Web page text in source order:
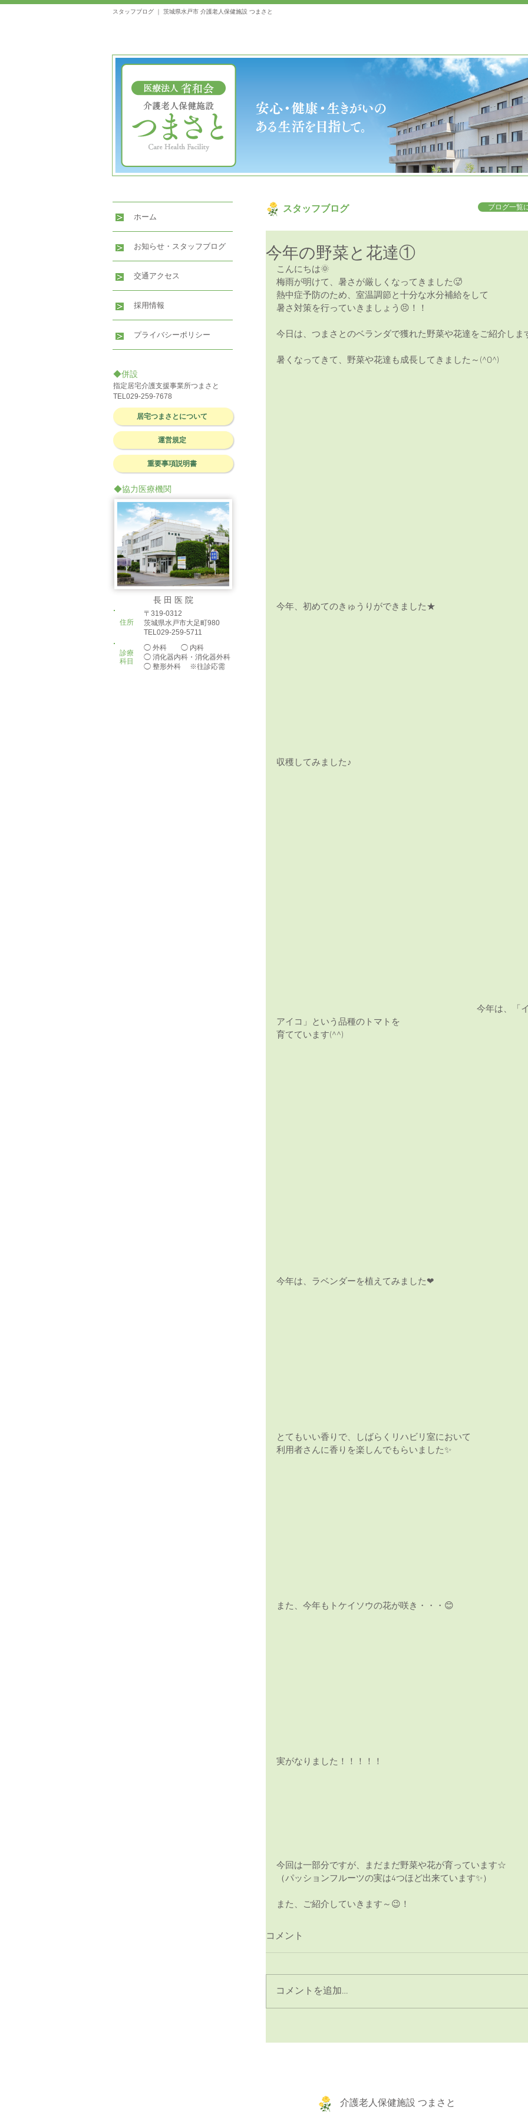
スタッフブログ ｜ 茨城県水戸市 介護老人保健施設 つまさと
スタッフブログ ブログ一覧
◆協力医療機関
長 田 医 院
住所
〒319-0312
茨城県水戸市大足町980
TEL029-259-5711
診療
科目
◯ 外科 ◯ 内科
◯ 消化器内科・消化器外科
◯ 整形外科 ※往診応需
今年の野菜と花達①
こんにちは🌞
梅雨が明けて、暑さが厳しくなってきました🥵
熱中症予防のため、室温調節と十分な水分補給をして
暑さ対策を行っていきましょう😣！！
今日は、つまさとのベランダで獲れた野菜や花達をご紹介し
暑くなってきて、野菜や花達も成長してきました～(^O^)
今年、初めてのきゅうりができました★
収穫してみました♪
今年は、「
アイコ」という品種のトマトを
育てています(^^)
今年は、ラベンダーを植えてみました❤
とてもいい香りで、しばらくリハビリ室において
利用者さんに香りを楽しんでもらいました✨
また、今年もトケイソウの花が咲き・・・😊
実がなりました！！！！！
今回は一部分ですが、まだまだ野菜や花が育っています☆
（パッションフルーツの実は4つほど出来ています✨）
また、ご紹介していきます～😉！
コメント
コメントを追加…
◆併設
指定居宅介護支援事業所つまさと
TEL029-259-7678
居宅つまさとについて
運営規定
重要事項説明書
ホーム
お知らせ・スタッフブログ
交通アクセス
採用情報
プライバシーポリシー
介護老人保健施設 つまさと